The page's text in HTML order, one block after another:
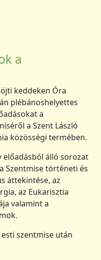
a
keddeken Óra
plébánoshelyettes
a
a Szent László
közösségi termében.
előadásból álló sorozat
Szentmise történeti és
áttekintése, az
az Eukarisztia
valamint a
szentmise után